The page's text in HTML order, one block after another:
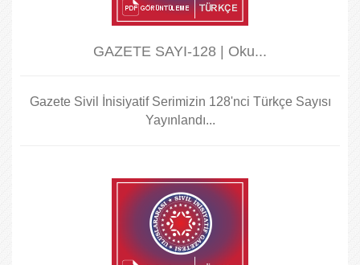
GAZETE SAYI-128 | Oku...
Gazete Sivil İnisiyatif Serimizin 128'nci Türkçe Sayısı
Yayınlandı...